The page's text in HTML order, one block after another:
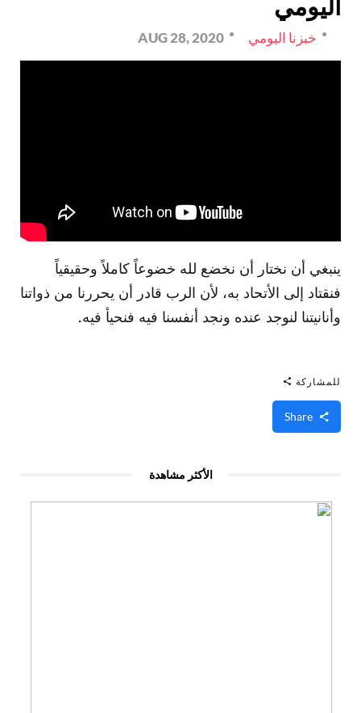
اليومي
خبزنا اليومي AUG 28, 2020
ينبغي أن نختار أن نخضع لله خضوعاً كاملاً وحقيقياً
فنقتاد إلى الأتحاد به، لأن الرب قادر أن يحررنا من ذواتنا
وأنانيتنا لنوجد عنده ونجد أنفسنا فيه فنحيأ فيه.
للمشاركة
الأكثر مشاهدة